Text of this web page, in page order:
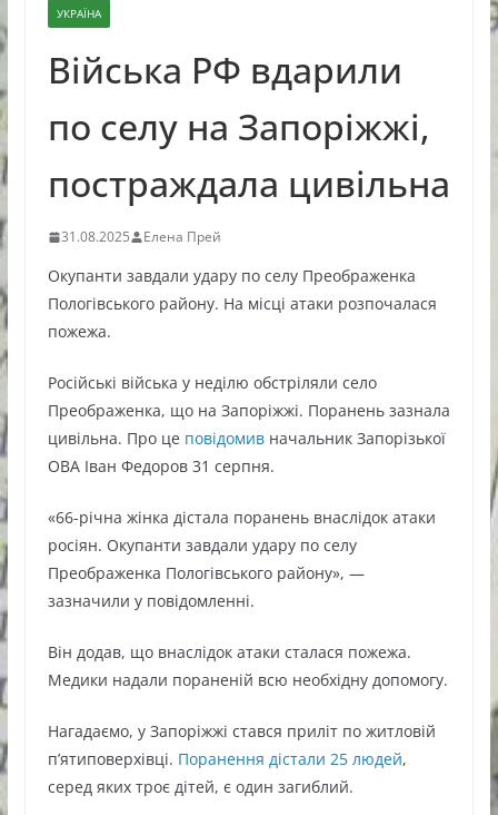
УКРАЇНА
Війська РФ вдарили
по селу на Запоріжжі,
постраждала цивільна
31.08.2025 Елена Прей
Окупанти завдали удару по селу Преображенка
Пологівського району. На місці атаки розпочалася
пожежа.
Російські війська у неділю обстріляли село
Преображенка, що на Запоріжжі. Поранень зазнала
цивільна. Про це повідомивначальник Запорізької
ОВА Іван Федоров 31 серпня.
«66-річна жінка дістала поранень внаслідок атаки
росіян. Окупанти завдали удару по селу
Преображенка Пологівського району», —
зазначили у повідомленні.
Він додав, що внаслідок атаки сталася пожежа.
Медики надали пораненій всю необхідну допомогу.
Нагадаємо, у Запоріжжі стався приліт по житловій
п’ятиповерхівці. Поранення дістали 25 людей,
серед яких троє дітей, є один загиблий.